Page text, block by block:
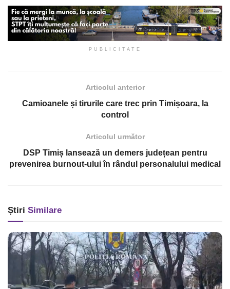
PUBLICITATE
Articolul anterior
Camioanele și tirurile care trec prin Timișoara, la
control
Articolul următor
DSP Timiș lansează un demers județean pentru
prevenirea burnout-ului în rândul personalului medical
Știri Similare